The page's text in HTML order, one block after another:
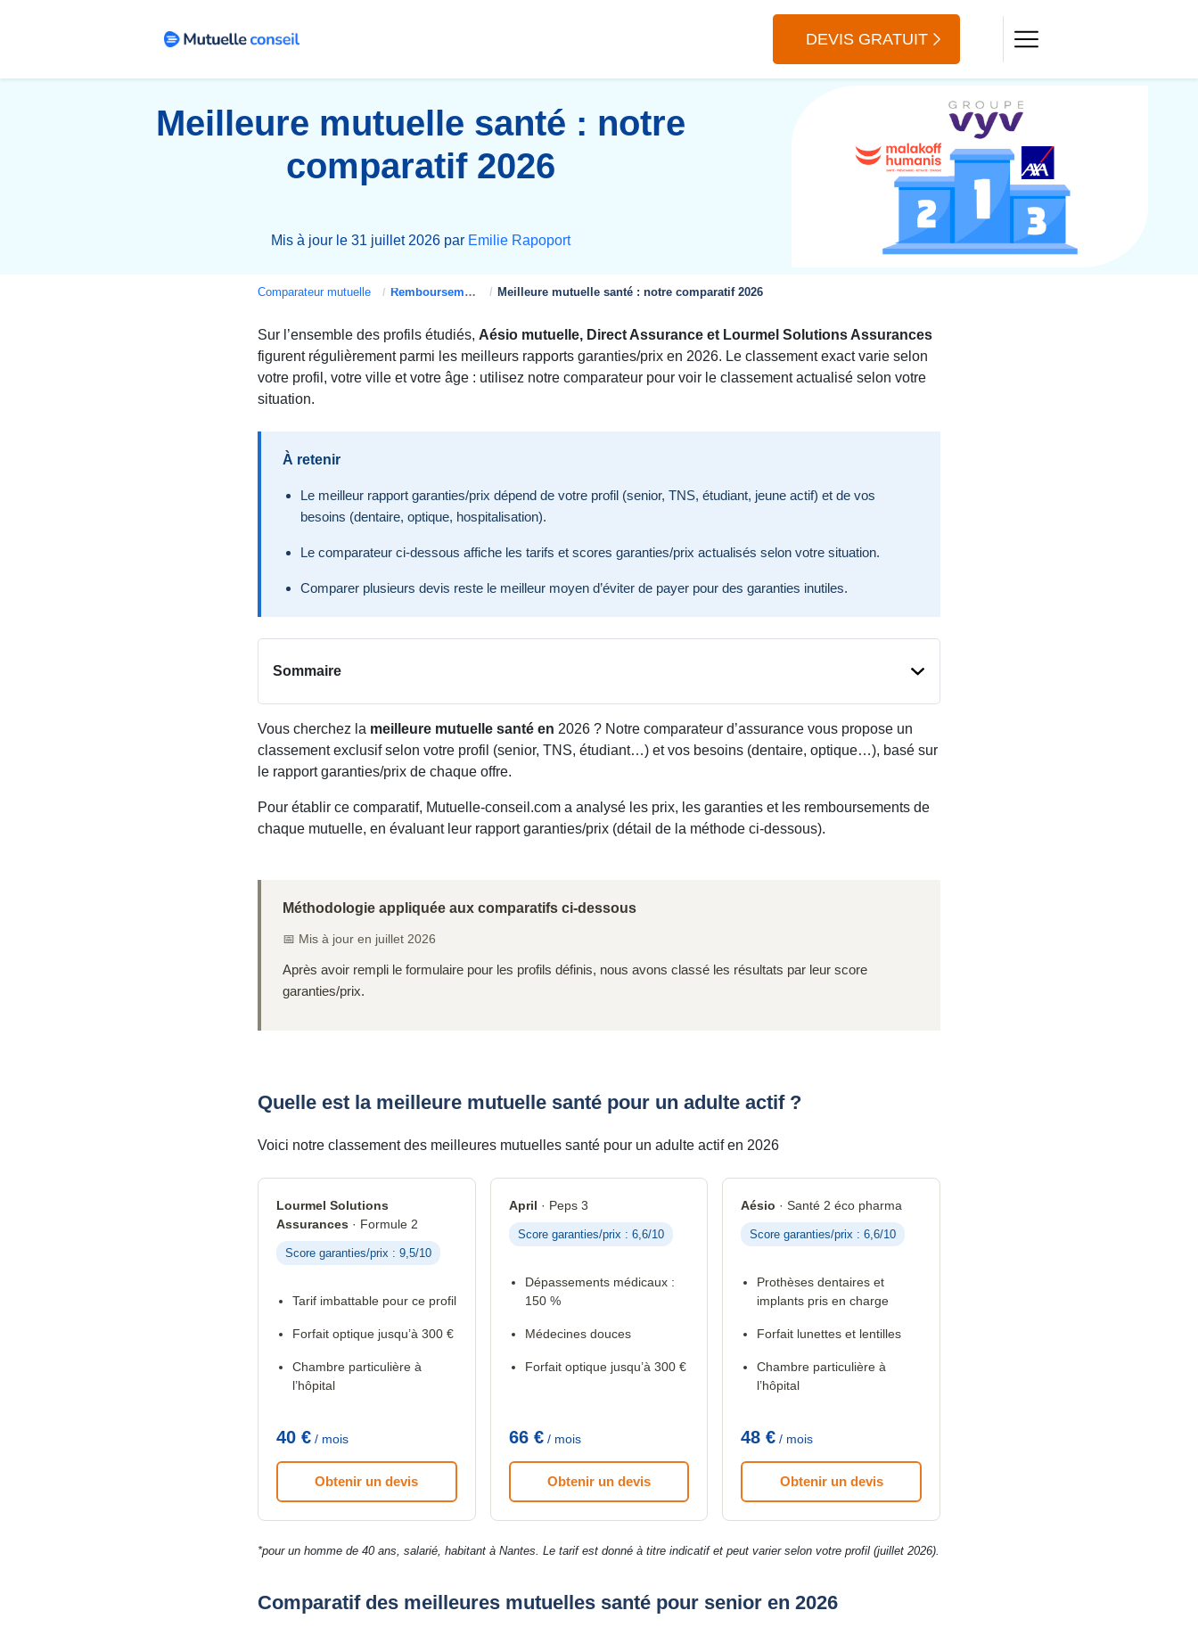
DEVIS GRATUIT
Meilleure mutuelle santé : notre
comparatif 2026
Mis à jour le 31 juillet 2026 par Emilie Rapoport
Comparateur mutuelle Remboursement mutuelle santé Meilleure mutuelle santé : notre comparatif 2026
Sur l’ensemble des profils étudiés, Aésio mutuelle, Direct Assurance et Lourmel Solutions Assurances
figurent régulièrement parmi les meilleurs rapports garanties/prix en 2026. Le classement exact varie selon
votre profil, votre ville et votre âge : utilisez notre comparateur pour voir le classement actualisé selon votre
situation.
À retenir
Le meilleur rapport garanties/prix dépend de votre profil (senior, TNS, étudiant, jeune actif) et de vos
besoins (dentaire, optique, hospitalisation).
Le comparateur ci-dessous affiche les tarifs et scores garanties/prix actualisés selon votre situation.
Comparer plusieurs devis reste le meilleur moyen d’éviter de payer pour des garanties inutiles.
Sommaire
Vous cherchez la meilleure mutuelle santé en 2026 ? Notre comparateur d’assurance vous propose un
classement exclusif selon votre profil (senior, TNS, étudiant…) et vos besoins (dentaire, optique…), basé sur
le rapport garanties/prix de chaque offre.
Pour établir ce comparatif, Mutuelle-conseil.com a analysé les prix, les garanties et les remboursements de
chaque mutuelle, en évaluant leur rapport garanties/prix (détail de la méthode ci-dessous).
Méthodologie appliquée aux comparatifs ci-dessous
📅 Mis à jour en juillet 2026
Après avoir rempli le formulaire pour les profils définis, nous avons classé les résultats par leur score
garanties/prix.
Quelle est la meilleure mutuelle santé pour un adulte actif ?
Voici notre classement des meilleures mutuelles santé pour un adulte actif en 2026
Lourmel Solutions
Assurances · Formule 2
Score garanties/prix : 9,5/10
Tarif imbattable pour ce profil
Forfait optique jusqu’à 300 €
Chambre particulière à
l’hôpital
40 €/ mois
Obtenir un devis
April · Peps 3
Score garanties/prix : 6,6/10
Dépassements médicaux :
150 %
Médecines douces
Forfait optique jusqu’à 300 €
66 €/ mois
Obtenir un devis
Aésio · Santé 2 éco pharma
Score garanties/prix : 6,6/10
Prothèses dentaires et
implants pris en charge
Forfait lunettes et lentilles
Chambre particulière à
l’hôpital
48 € / mois
Obtenir un devis
*pour un homme de 40 ans, salarié, habitant à Nantes. Le tarif est donné à titre indicatif et peut varier selon votre profil (juillet 2026).
Comparatif des meilleures mutuelles santé pour senior en 2026